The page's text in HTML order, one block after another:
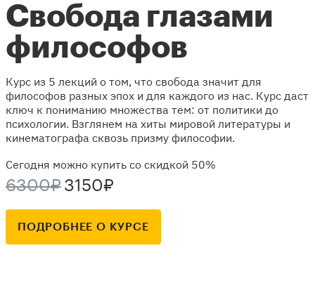
Свобода глазами
философов
Курс из 5 лекций о том, что свобода значит для
философов разных эпох и для каждого из нас. Курс даст
ключ к пониманию множества тем: от политики до
психологии. Взглянем на хиты мировой литературы и
кинематографа сквозь призму философии.
Сегодня можно купить со скидкой 50%
6300₽ 3150₽
ПОДРОБНЕЕ О КУРСЕ